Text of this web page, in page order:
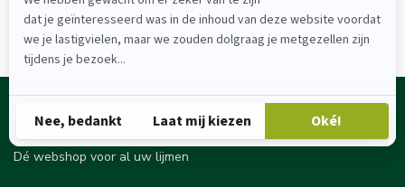
Lijmenwinkel.nl
Dé webshop voor al uw lijmen